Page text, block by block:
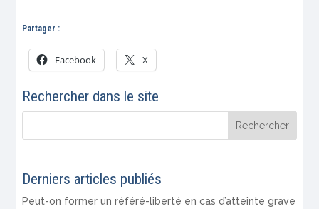
Partager :
Facebook X
Rechercher dans le site
Derniers articles publiés
Peut-on former un référé-liberté en cas d’atteinte grave